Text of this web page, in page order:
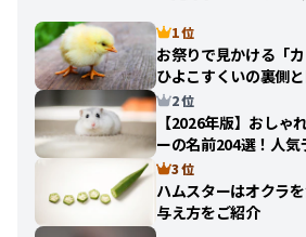
1 位
お祭りで見かける「
ひよこすくいの裏側
2 位
【2026年版】おしゃ
ーの名前204選！人気
3 位
ハムスターはオクラ
与え方をご紹介